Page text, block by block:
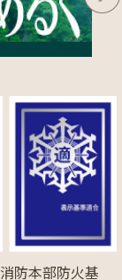
防本部防火基